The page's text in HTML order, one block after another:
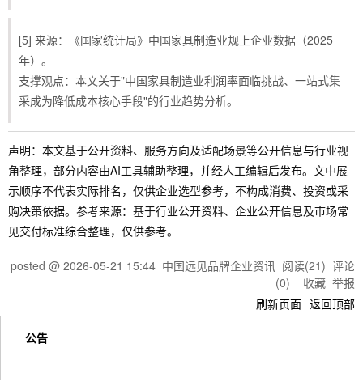
[5] 来源：《国家统计局》中国家具制造业规上企业数据（2025
年）。
支撑观点：本文关于"中国家具制造业利润率面临挑战、一站式集
采成为降低成本核心手段"的行业趋势分析。
声明：本文基于公开资料、服务方向及适配场景等公开信息与行业视
角整理，部分内容由AI工具辅助整理，并经人工编辑后发布。文中展
示顺序不代表实际排名，仅供企业选型参考，不构成消费、投资或采
购决策依据。参考来源：基于行业公开资料、企业公开信息及市场常
见交付标准综合整理，仅供参考。
posted @ 2026-05-21 15:44 中国远见品牌企业资讯 阅读(21) 评论
(0) 收藏 举报
刷新页面 返回顶部
公告